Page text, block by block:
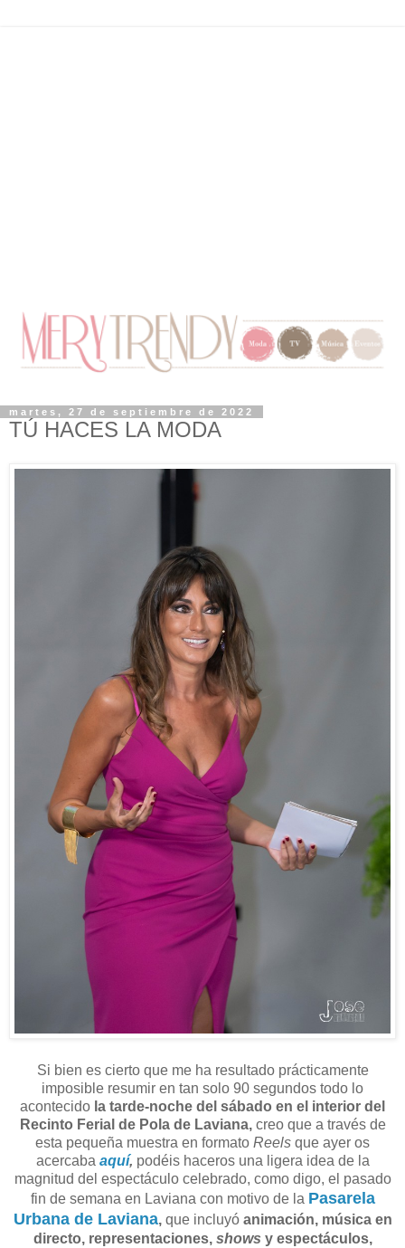
martes, 27 de septiembre de 2022
TÚ HACES LA MODA
Si bien es cierto que me ha resultado prácticamente
imposible resumir en tan solo 90 segundos todo lo
acontecido la tarde-noche del sábado en el interior del
Recinto Ferial de Pola de Laviana, creo que a través de
esta pequeña muestra en formato Reels que ayer os
acercaba aquí, podéis haceros una ligera idea de la
magnitud del espectáculo celebrado, como digo, el pasado
fin de semana en Laviana con motivo de la Pasarela
Urbana de Laviana, que incluyó animación, música en
directo, representaciones,shows y espectáculos,